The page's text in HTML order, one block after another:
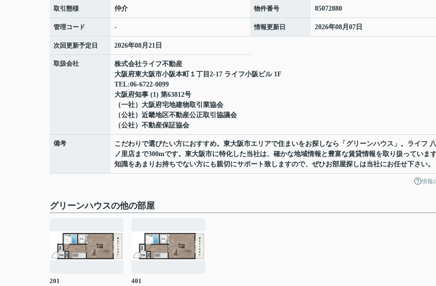
取引態様 仲介 物件番号 85072880
管理コード - 情報更新日 2026年08月07日
次回更新予定日 2026年08月21日
取扱会社
株式会社ライフ不動産
大阪府東大阪市小阪本町１丁目2-17 ライフ小阪ビル 1F
TEL:06-6722-0099
大阪府知事 (1) 第63812号
（一社）大阪府宅地建物取引業協会
（公社）近畿地区不動産公正取引協議会
（公社）不動産保証協会
備考
こだわりで選びたい方におすすめ。東大阪市エリアで住まいをお探しなら「グリーンハウス」。ライフ
ノ里店まで300mです。東大阪市に特化した当社は、確かな地域情報と豊富な賃貸情報を取り扱っていま
知識をあまりお持ちでない方にも親切にサポート致しますので、ぜひお部屋探しは当社にお任せ下さい。
情報
グリーンハウスの他の部屋
201
401